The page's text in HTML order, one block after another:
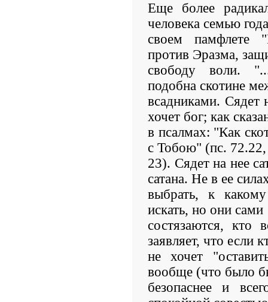
Еще более
человека семью
своем памфлете
против Эразма,
свободу воли.
подобна скотине
всадниками. Сядет
хочет бог; как
в псалмах: "Как
с Тобою" (пс. 72.22,
23). Сядет на нее
сатана. Не в ее
выбрать, к
искать, но они сами
состязаются, кто
заявляет, что если
не хочет
вообще (что было
безопаснее и